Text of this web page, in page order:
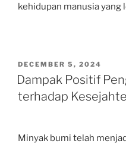
kehidupan manusia yang
POSTED
ON
DECEMBER 5, 2024
Dampak Positif
terhadap
Minyak bumi telah